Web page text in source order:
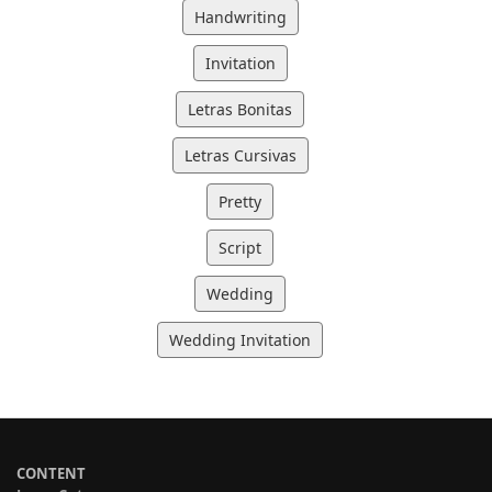
Handwriting
Invitation
Letras Bonitas
Letras Cursivas
Pretty
Script
Wedding
Wedding Invitation
CONTENT